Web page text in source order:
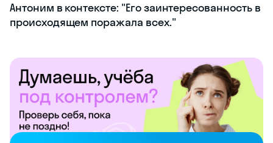
Антоним в контексте: "Его заинтересованность в
происходящем поражала всех."